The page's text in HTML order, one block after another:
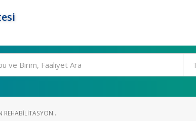
REHABİLİTASYON...